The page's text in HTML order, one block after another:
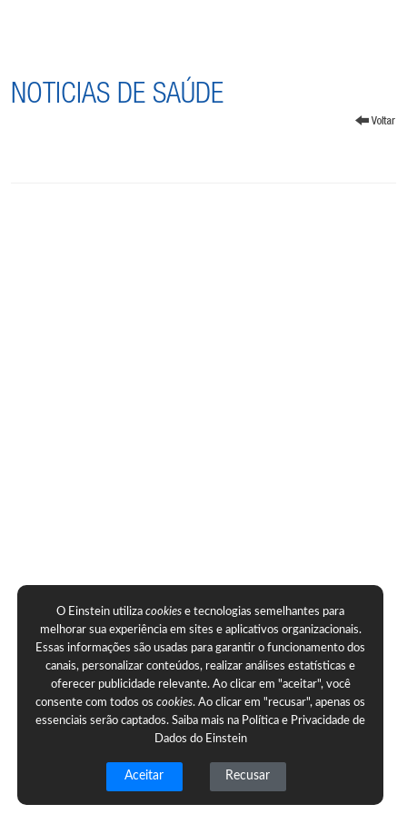
NOTICIAS DE SAÚDE
O Einstein utilizacookies e tecnologias semelhantes para
melhorar sua experiência em sites e aplicativos organizacionais.
Essas informações são usadas para garantir o funcionamento dos
canais, personalizar conteúdos, realizar análises estatísticas e
oferecer publicidade relevante. Ao clicar em "aceitar", você
consente com todos oscookies. Ao clicar em "recusar", apenas os
essenciais serão captados. Saiba mais na Política e Privacidade de
Dados do Einstein
Aceitar Recusar